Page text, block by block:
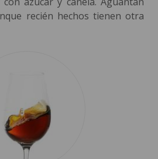
recién hechos tienen otra